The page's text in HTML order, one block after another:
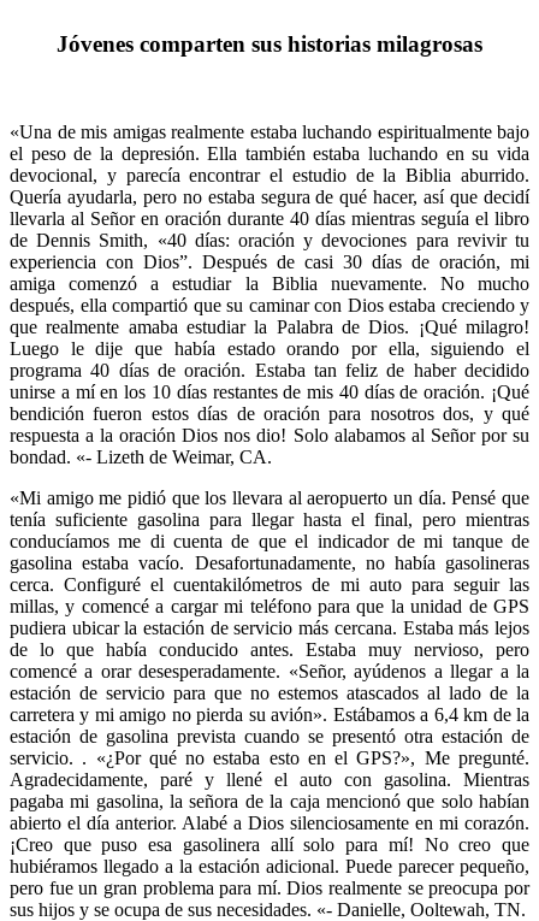
Jóvenes comparten sus historias milagrosas
«Una de mis amigas realmente estaba luchando espiritualmente bajo
el peso de la depresión. Ella también estaba luchando en su vida
devocional, y parecía encontrar el estudio de la Biblia aburrido.
Quería ayudarla, pero no estaba segura de qué hacer, así que decidí
llevarla al Señor en oración durante 40 días mientras seguía el libro
de Dennis Smith, «40 días: oración y devociones para revivir tu
experiencia con Dios”. Después de casi 30 días de oración, mi
amiga comenzó a estudiar la Biblia nuevamente. No mucho
después, ella compartió que su caminar con Dios estaba creciendo y
que realmente amaba estudiar la Palabra de Dios. ¡Qué milagro!
Luego le dije que había estado orando por ella, siguiendo el
programa 40 días de oración. Estaba tan feliz de haber decidido
unirse a mí en los 10 días restantes de mis 40 días de oración. ¡Qué
bendición fueron estos días de oración para nosotros dos, y qué
respuesta a la oración Dios nos dio! Solo alabamos al Señor por su
bondad. «- Lizeth de Weimar, CA.
«Mi amigo me pidió que los llevara al aeropuerto un día. Pensé que
tenía suficiente gasolina para llegar hasta el final, pero mientras
conducíamos me di cuenta de que el indicador de mi tanque de
gasolina estaba vacío. Desafortunadamente, no había gasolineras
cerca. Configuré el cuentakilómetros de mi auto para seguir las
millas, y comencé a cargar mi teléfono para que la unidad de GPS
pudiera ubicar la estación de servicio más cercana. Estaba más lejos
de lo que había conducido antes. Estaba muy nervioso, pero
comencé a orar desesperadamente. «Señor, ayúdenos a llegar a la
estación de servicio para que no estemos atascados al lado de la
carretera y mi amigo no pierda su avión». Estábamos a 6,4 km de la
estación de gasolina prevista cuando se presentó otra estación de
servicio. . «¿Por qué no estaba esto en el GPS?», Me pregunté.
Agradecidamente, paré y llené el auto con gasolina. Mientras
pagaba mi gasolina, la señora de la caja mencionó que solo habían
abierto el día anterior. Alabé a Dios silenciosamente en mi corazón.
¡Creo que puso esa gasolinera allí solo para mí! No creo que
hubiéramos llegado a la estación adicional. Puede parecer pequeño,
pero fue un gran problema para mí. Dios realmente se preocupa por
sus hijos y se ocupa de sus necesidades. «- Danielle, Ooltewah, TN.